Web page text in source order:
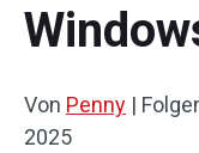
Von Penny |
2025